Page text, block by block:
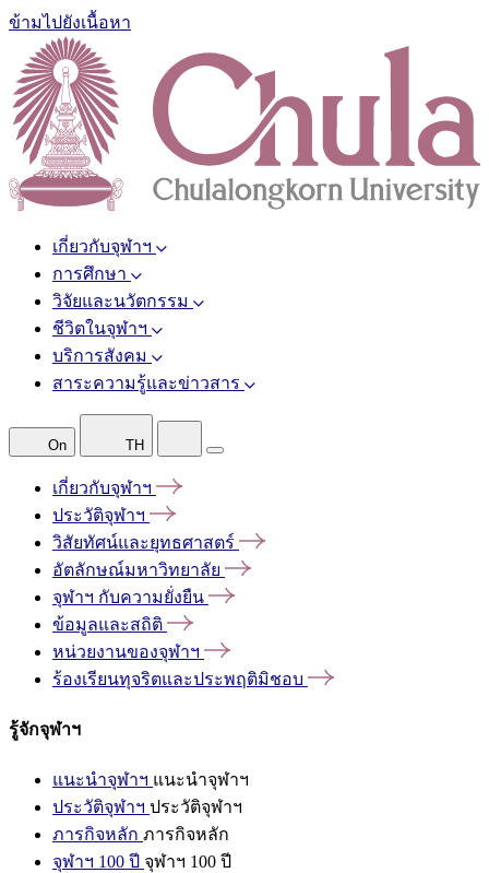
ข้ามไปยังเนื้อหา
เกี่ยวกับจุฬาฯ
การศึกษา
วิจัยและนวัตกรรม
ชีวิตในจุฬาฯ
บริการสังคม
สาระความรู้และข่าวสาร
On TH
เกี่ยวกับจุฬาฯ
ประวัติจุฬาฯ
วิสัยทัศน์และยุทธศาสตร์
อัตลักษณ์มหาวิทยาลัย
จุฬาฯ กับความยั่งยืน
ข้อมูลและสถิติ
หน่วยงานของจุฬาฯ
ร้องเรียนทุจริตและประพฤติมิชอบ
รู้จักจุฬาฯ
แนะนำจุฬาฯ แนะนำจุฬาฯ
ประวัติจุฬาฯ ประวัติจุฬาฯ
ภารกิจหลัก ภารกิจหลัก
จุฬาฯ 100 ปี จุฬาฯ 100 ปี